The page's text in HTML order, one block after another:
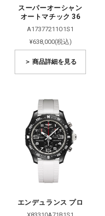
スーパーオーシャン
オートマチック 36
A17377211O1S1
¥638,000(税込)
＞ 商品詳細を見る
エンデュランス プロ